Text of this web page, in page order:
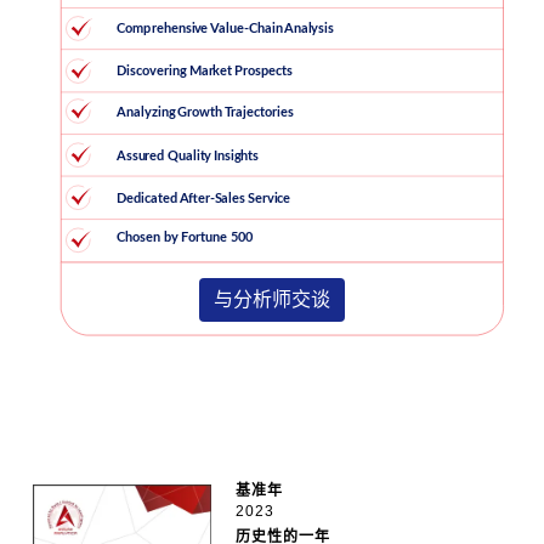
与分析师交谈
基准年
2023
历史性的一年